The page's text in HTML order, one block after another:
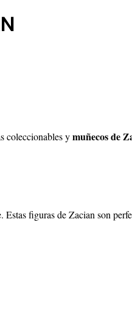
coleccionables ymuñecos de
figuras de Zacian son